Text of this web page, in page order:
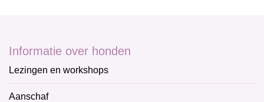
Informatie over honden
Lezingen en workshops
Aanschaf